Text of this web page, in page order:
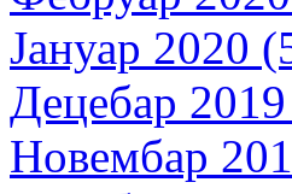
Јануар 2020
Децебар
Новембар